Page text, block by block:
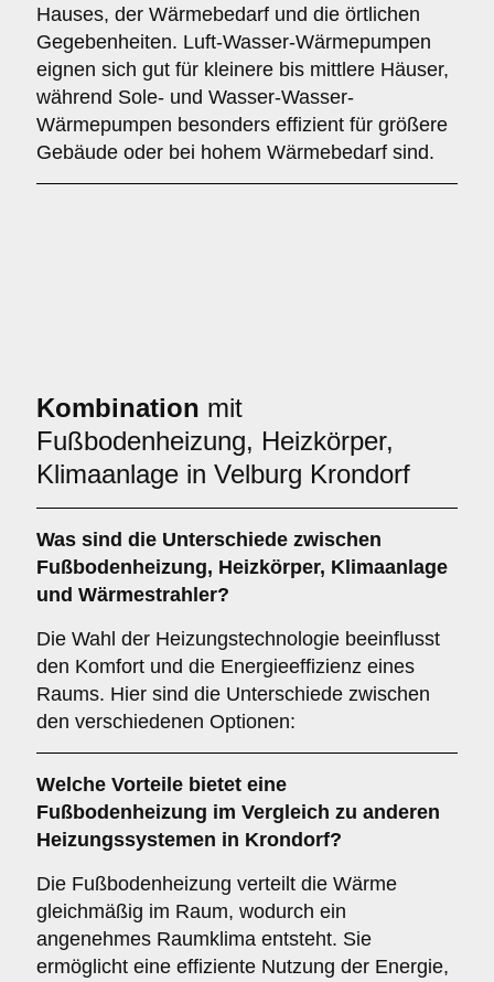
Hauses, der Wärmebedarf und die örtlichen
Gegebenheiten. Luft-Wasser-Wärmepumpen
eignen sich gut für kleinere bis mittlere Häuser,
während Sole- und Wasser-Wasser-
Wärmepumpen besonders effizient für größere
Gebäude oder bei hohem Wärmebedarf sind.
Kombination mit
Fußbodenheizung, Heizkörper,
Klimaanlage in Velburg Krondorf
Was sind die Unterschiede zwischen
Fußbodenheizung, Heizkörper, Klimaanlage
und Wärmestrahler?
Die Wahl der Heizungstechnologie beeinflusst
den Komfort und die Energieeffizienz eines
Raums. Hier sind die Unterschiede zwischen
den verschiedenen Optionen:
Welche Vorteile bietet eine
Fußbodenheizung im Vergleich zu anderen
Heizungssystemen in Krondorf?
Die Fußbodenheizung verteilt die Wärme
gleichmäßig im Raum, wodurch ein
angenehmes Raumklima entsteht. Sie
ermöglicht eine effiziente Nutzung der Energie,